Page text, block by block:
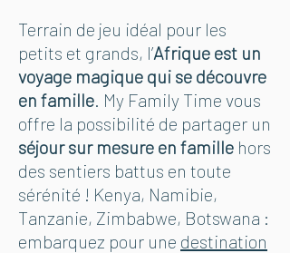
Terrain de jeu idéal pour les
petits et grands, l’Afrique est un
voyage magique qui se découvre
en famille. My Family Time vous
offre la possibilité de partager un
séjour sur mesure en famille hors
des sentiers battus en toute
sérénité ! Kenya, Namibie,
Tanzanie, Zimbabwe, Botswana :
embarquez pour une destination